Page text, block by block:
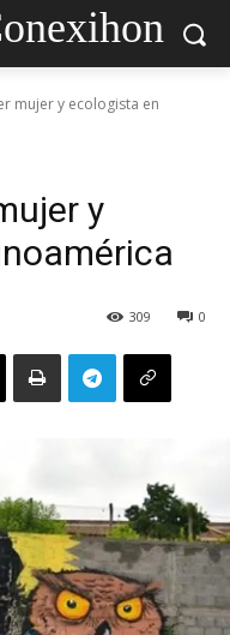
mujer y ecologista en
y
0
309